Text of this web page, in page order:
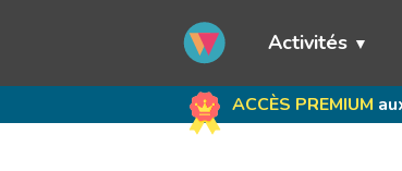
Activités
ACCÈS PREMIUM